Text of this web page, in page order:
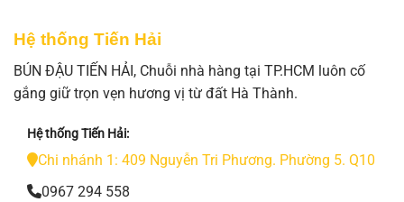
Hệ thống Tiến Hải
BÚN ĐẬU TIẾN HẢI, Chuỗi nhà hàng tại TP.HCM luôn cố
gắng giữ trọn vẹn hương vị từ đất Hà Thành.
Hệ thống Tiến Hải:
Chi nhánh 1: 409 Nguyễn Tri Phương. Phường 5. Q10
0967 294 558